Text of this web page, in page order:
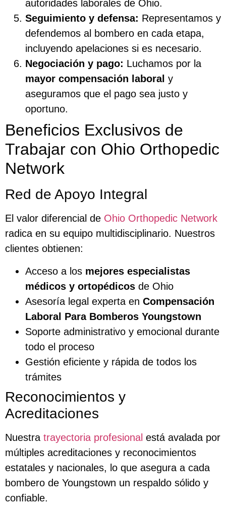
autoridades laborales de Ohio.
Seguimiento y defensa: Representamos y
defendemos al bombero en cada etapa,
incluyendo apelaciones si es necesario.
Negociación y pago: Luchamos por la
mayor compensación laboral y
aseguramos que el pago sea justo y
oportuno.
Beneficios Exclusivos de
Trabajar con Ohio Orthopedic
Network
Red de Apoyo Integral
El valor diferencial de Ohio Orthopedic Network
radica en su equipo multidisciplinario. Nuestros
clientes obtienen:
Acceso a los mejores especialistas
médicos y ortopédicos de Ohio
Asesoría legal experta en Compensación
Laboral Para Bomberos Youngstown
Soporte administrativo y emocional durante
todo el proceso
Gestión eficiente y rápida de todos los
trámites
Reconocimientos y
Acreditaciones
Nuestra trayectoria profesional está avalada por
múltiples acreditaciones y reconocimientos
estatales y nacionales, lo que asegura a cada
bombero de Youngstown un respaldo sólido y
confiable.